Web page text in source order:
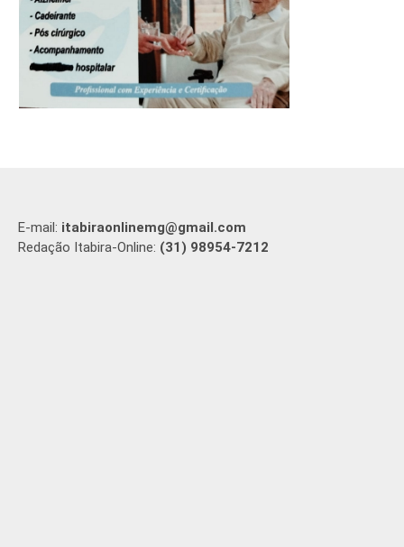
E-mail: itabiraonlinemg@gmail.com
Redação Itabira-Online: (31) 98954-7212